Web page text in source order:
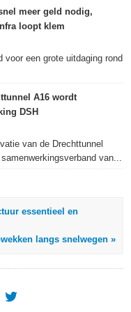
meer geld nodig,
loopt klem
voor een grote uitdaging rond
A16 wordt
DSH
van de Drechttunnel
van...
essentieel en
langs snelwegen »